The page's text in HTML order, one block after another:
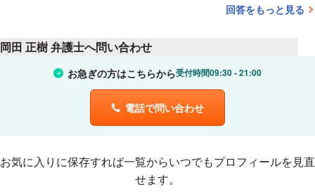
合併症を適切にかつ迅速に対処しようとしたので、その場合のミスは
これが病院（院長）の見解と確認しました。
【質問3】
カルテももらいましたが、過誤の記載は当然なしでした。
院長、担当医、事務長との面談をしましたが、病院（院長）の見解は
はっきりしていました。これは勝てない、泣き寝入りですか
り、合併症ということで医療過誤の責任を当然に免れるわけではあ
合併症に対して当然になすべき治療行為を行っていなかったりある
いはその治療行為にミスがあれば、それは医療過誤として病院は責
任を負わなければなりません。
４ 質問３で
> カルテももらいましたが、過誤の記載は当然なしでした。
ということですが、医療機関として自らミスを認める記載をするこ
ことにはなりません。
前述の通り確かに合併症を招いたことをもって医療過誤と断定はで
回答をもっと見る
岡田 正樹 弁護士へ問い合わせ
お急ぎの方はこちらから受付時間09:30 21:00
電話で問い合わせ
お気に入りに登録する
お気に入りに保存すれば一覧からいつでもプロフィールを見直
せます。